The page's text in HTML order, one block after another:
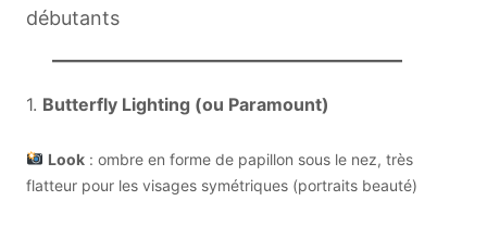
débutants
1. Butterfly Lighting (ou Paramount)
Look: ombre en forme de papillon sous le nez, très
flatteur pour les visages symétriques (portraits beauté)